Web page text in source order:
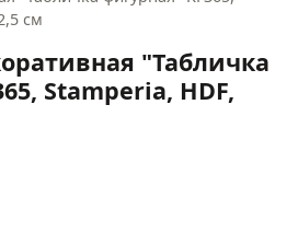
см
"Табличка
Stamperia, HDF,